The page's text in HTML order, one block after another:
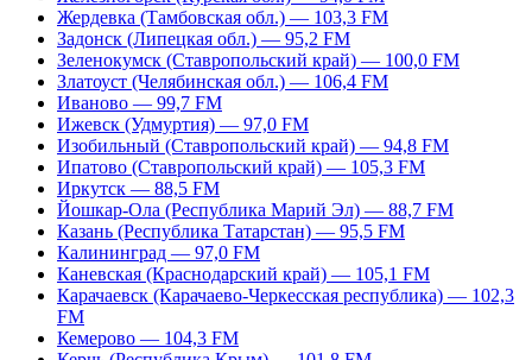
Жердевка (Тамбовская обл.) — 103,3 FM
Задонск (Липецкая обл.) — 95,2 FM
Зеленокумск (Ставропольский край) — 100,0 FM
Златоуст (Челябинская обл.) — 106,4 FM
Иваново — 99,7 FM
Ижевск (Удмуртия) — 97,0 FM
Изобильный (Ставропольский край) — 94,8 FM
Ипатово (Ставропольский край) — 105,3 FM
Иркутск — 88,5 FM
Йошкар-Ола (Республика Марий Эл) — 88,7 FM
Казань (Республика Татарстан) — 95,5 FM
Калининград — 97,0 FM
Каневская (Краснодарский край) — 105,1 FM
Карачаевск (Карачаево-Черкесская республика) — 102,3
FM
Кемерово — 104,3 FM